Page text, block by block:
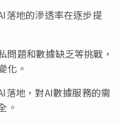
落地的滲透率在逐步提
問題和數據缺乏等挑戰，
化。
落地，對AI數據服務的需
。